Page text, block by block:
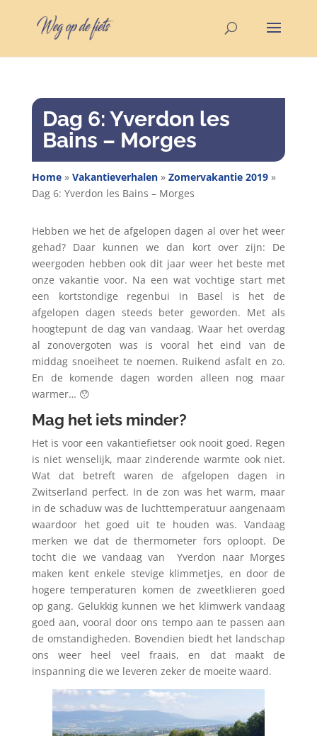
Dag 6: Yverdon les
Bains – Morges
Home» Vakantieverhalen» Zomervakantie 2019»
Dag 6: Yverdon les Bains – Morges
Hebben we het de afgelopen dagen al over het weer
gehad? Daar kunnen we dan kort over zijn: De
weergoden hebben ook dit jaar weer het beste met
onze vakantie voor. Na een wat vochtige start met
een kortstondige regenbui in Basel is het de
afgelopen dagen steeds beter geworden. Met als
hoogtepunt de dag van vandaag. Waar het overdag
al zonovergoten was is vooral het eind van de
middag snoeiheet te noemen. Ruikend asfalt en zo.
En de komende dagen worden alleen nog maar
warmer… 😯
Mag het iets minder?
Het is voor een vakantiefietser ook nooit goed. Regen
is niet wenselijk, maar zinderende warmte ook niet.
Wat dat betreft waren de afgelopen dagen in
Zwitserland perfect. In de zon was het warm, maar
in de schaduw was de luchttemperatuur aangenaam
waardoor het goed uit te houden was. Vandaag
merken we dat de thermometer fors oploopt. De
tocht die we vandaag van
Yverdon naar Morges
maken kent enkele stevige klimmetjes, en door de
hogere temperaturen komen de zweetklieren goed
op gang. Gelukkig kunnen we het klimwerk vandaag
goed aan, vooral door ons tempo aan te passen aan
de omstandigheden. Bovendien biedt het landschap
ons weer heel veel fraais, en dat maakt de
inspanning die we leveren zeker de moeite waard.